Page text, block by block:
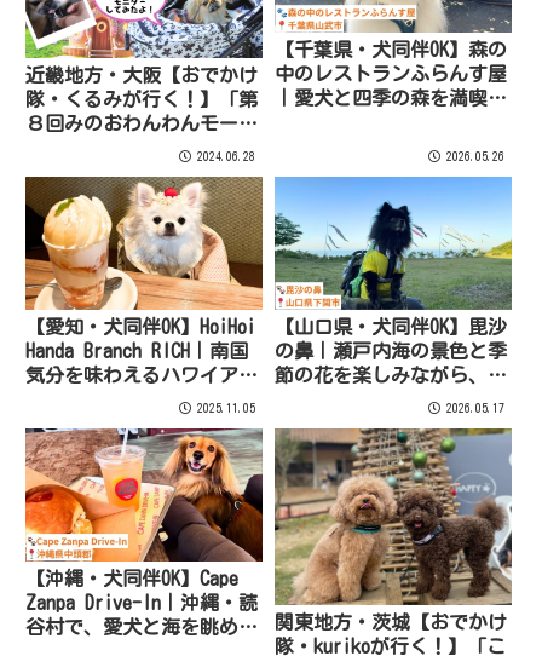
近畿地方・大阪【おでかけ
隊・くるみが行く！】「第
８回みのおわんわんモー
2024.06.28
【千葉県・犬同伴OK】森の
中のレストランふらんす屋
｜愛犬と四季の森を満喫で
2026.05.26
【愛知・犬同伴OK】HoiHoi
Handa Branch RICH｜南国
気分を味わえるハワイアン
スタイルのカフェ＆レスト
2025.11.05
【山口県・犬同伴OK】毘沙
の鼻｜瀬戸内海の景色と季
節の花を楽しみながら、愛
犬と一緒に散策できる海沿
2026.05.17
【沖縄・犬同伴OK】Cape
Zanpa Drive-In｜沖縄・読
谷村で、愛犬と海を眺めな
関東地方・茨城【おでかけ
隊・kurikoが行く！】「こ